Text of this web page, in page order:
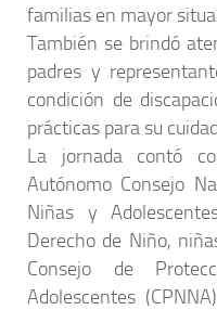
familias en mayor
También se brindó
padres y
condición de
prácticas para su
La jornada contó
Autónomo Consejo
Niñas y
Derecho de Niño,
Consejo de
Adolescentes